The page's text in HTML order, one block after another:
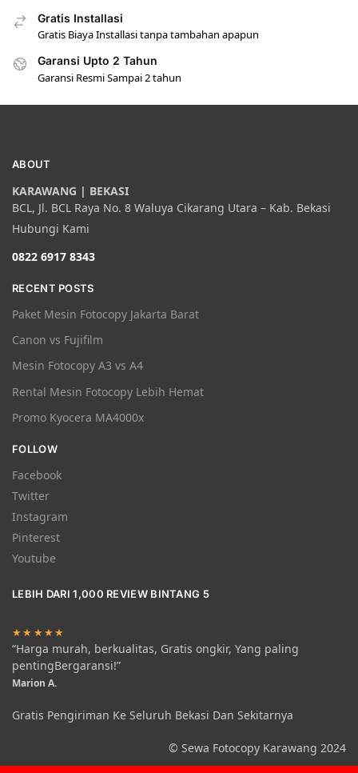
Gratis Installasi
Gratis Biaya Installasi tanpa tambahan apapun
Garansi Upto 2 Tahun
Garansi Resmi Sampai 2 tahun
ABOUT
KARAWANG | BEKASI
BCL, Jl. BCL Raya No. 8 Waluya Cikarang Utara – Kab. Bekasi
Hubungi Kami
0822 6917 8343
RECENT POSTS
Paket Mesin Fotocopy Jakarta Barat
Canon vs Fujifilm
Mesin Fotocopy A3 vs A4
Rental Mesin Fotocopy Lebih Hemat
Promo Kyocera MA4000x
FOLLOW
Facebook
Twitter
Instagram
Pinterest
Youtube
LEBIH DARI 1,000 REVIEW BINTANG 5
★★★★★
“Harga murah, berkualitas, Gratis ongkir, Yang paling
pentingBergaransi!”
Marion A.
Gratis Pengiriman Ke Seluruh Bekasi Dan Sekitarnya
© Sewa Fotocopy Karawang 2024